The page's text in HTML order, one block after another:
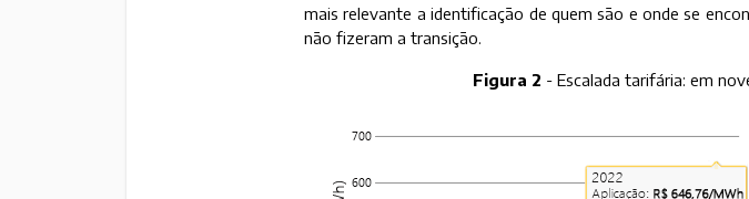
mais relevante a identificação de quem são e onde se
não fizeram a transição.
Figura 2 - Escalada tarifária: em